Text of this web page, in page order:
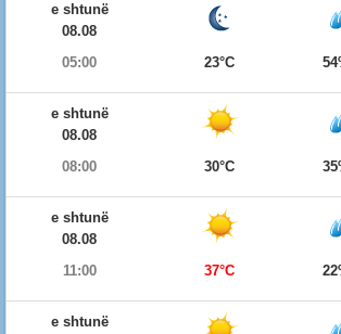
e shtunë
08.08
05:00
23°C
e shtunë
08.08
08:00
30°C
e shtunë
08.08
11:00
37°C
e shtunë